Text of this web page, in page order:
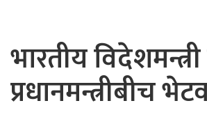
भारतीय
प्रधानमन्त्रीबीच